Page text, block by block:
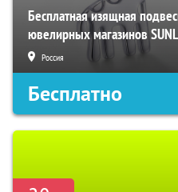
Бесплатная изящная
ювелирных магазинов
Россия
Бесплатно